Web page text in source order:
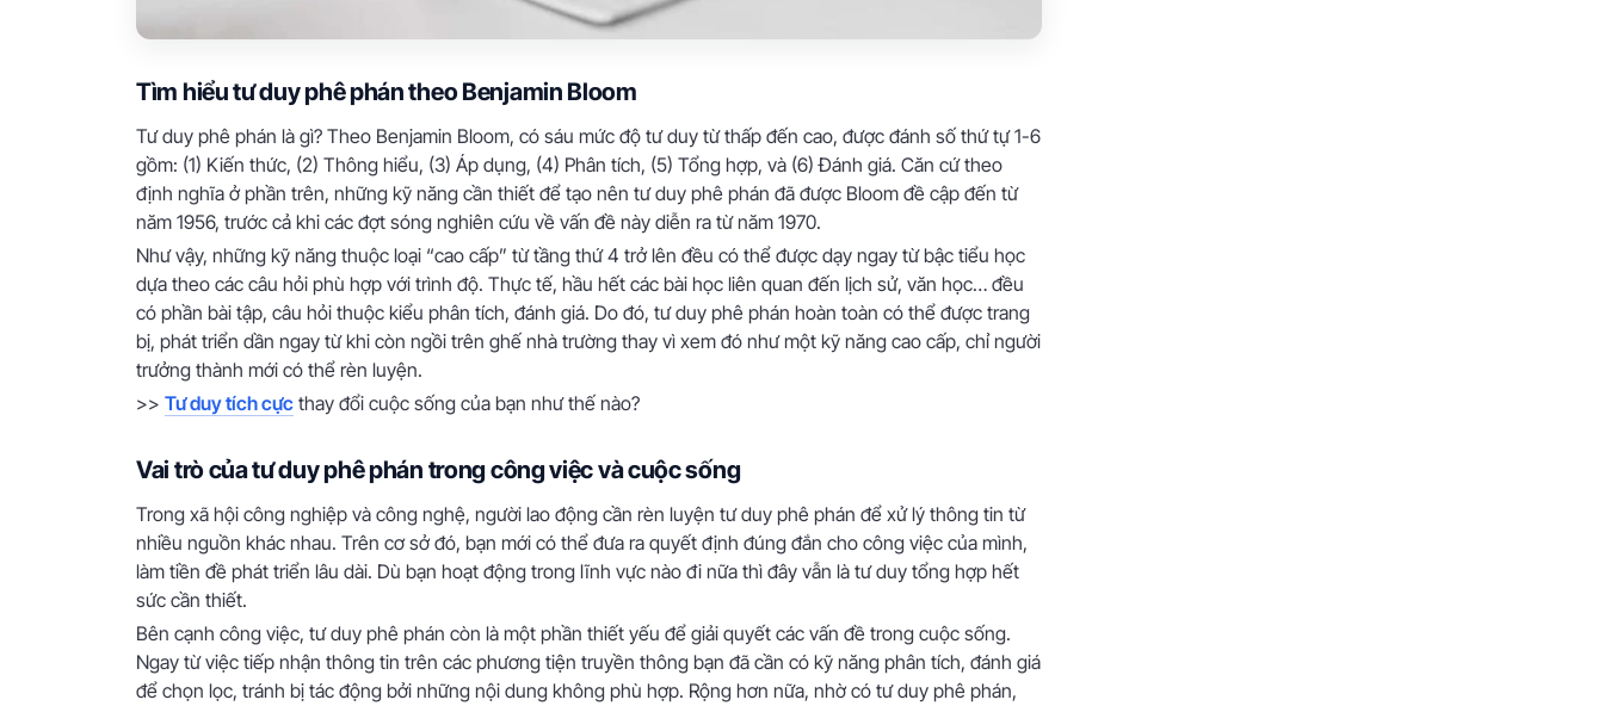
Tìm hiểu tư duy phê phán theo Benjamin Bloom
Tư duy phê phán là gì? Theo Benjamin Bloom, có sáu mức độ tư duy từ thấp đến cao, được đánh số thứ tự 1-6
gồm: (1) Kiến thức, (2) Thông hiểu, (3) Áp dụng, (4) Phân tích, (5) Tổng hợp, và (6) Đánh giá. Căn cứ theo
định nghĩa ở phần trên, những kỹ năng cần thiết để tạo nên tư duy phê phán đã được Bloom đề cập đến từ
năm 1956, trước cả khi các đợt sóng nghiên cứu về vấn đề này diễn ra từ năm 1970.
Như vậy, những kỹ năng thuộc loại “cao cấp” từ tầng thứ 4 trở lên đều có thể được dạy ngay từ bậc tiểu học
dựa theo các câu hỏi phù hợp với trình độ. Thực tế, hầu hết các bài học liên quan đến lịch sử, văn học… đều
có phần bài tập, câu hỏi thuộc kiểu phân tích, đánh giá. Do đó, tư duy phê phán hoàn toàn có thể được trang
bị, phát triển dần ngay từ khi còn ngồi trên ghế nhà trường thay vì xem đó như một kỹ năng cao cấp, chỉ người
trưởng thành mới có thể rèn luyện.
>> Tư duy tích cực thay đổi cuộc sống của bạn như thế nào?
Vai trò của tư duy phê phán trong công việc và cuộc sống
Trong xã hội công nghiệp và công nghệ, người lao động cần rèn luyện tư duy phê phán để xử lý thông tin từ
nhiều nguồn khác nhau. Trên cơ sở đó, bạn mới có thể đưa ra quyết định đúng đắn cho công việc của mình,
làm tiền đề phát triển lâu dài. Dù bạn hoạt động trong lĩnh vực nào đi nữa thì đây vẫn là tư duy tổng hợp hết
sức cần thiết.
Bên cạnh công việc, tư duy phê phán còn là một phần thiết yếu để giải quyết các vấn đề trong cuộc sống.
Ngay từ việc tiếp nhận thông tin trên các phương tiện truyền thông bạn đã cần có kỹ năng phân tích, đánh giá
để chọn lọc, tránh bị tác động bởi những nội dung không phù hợp. Rộng hơn nữa, nhờ có tư duy phê phán,